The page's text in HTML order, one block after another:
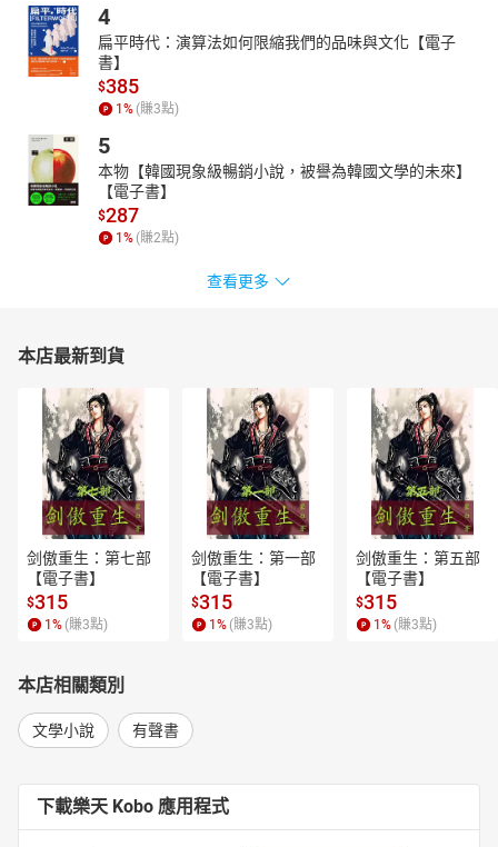
♬薩里耶利的「甜蜜殺機」：
電影《阿瑪迪斯》中，作曲家薩利耶里因為嫉妒「神童」莫札特的
才華，設下毒殺陷阱。但根據史實，薩利耶里並非劇本描述的「庸
才」。他不僅為米蘭史卡拉歌劇院譜寫開幕歌劇，更經常分享家鄉
的巧克力甜點。薩利耶里設的「鴻門宴」，你敢來赴宴嗎？
更多音樂家的饗食人生，不容錯過！
----
授權出版社：有鹿文化
錄製單位：鏡好聽團隊
應用語言學，最後卻在義大利特倫多大學獲得大腦與神經科學博士
目前以台灣和義大利兩地為家。曾經是小學老師，現在是大學教
授。喜歡的事情很多，吃喝玩樂尤其愛。她寫作、旅行、下廚、採
訪、攝影，也主持廣播節目，講的都是「好好吃飯、好好生活」這
一件事。
著有《真食義大利—土地、餐桌與人情的一瞬相遇》、《好麥給你
好麵包》，翻譯作品包括《紅蝦評鑑嚴選！義大利頂級酒莊巡
禮》、《紅蝦評鑑嚴選！新世界酒莊巡禮》。
臉書追蹤：FuJu Yang
【主播簡介】
畢業於輔仁大學義大利語文學系，英語、義大利語、日文流利，曾
亦參與過廣告配音，目前為皮革工藝師。
前在鏡好聽的有聲書作品有《審美的政治》、《獨舞》、《我家住
在張日興隔壁》、《落髮》、《山神》、《蒙妮卡日記》、《成為
怪物以前》。
4
扁平時代：演算法如何限縮我們的品味與文化【電子
書】
$385
1 % (賺3點)
5
本物【韓國現象級暢銷小說，被譽為韓國文學的未來】
【電子書】
$287
1 % (賺2點)
查看更多
本店最新到貨
剑傲重生：第七部
【電子書】
$315
1 % (賺3點)
剑傲重生：第一部
【電子書】
$315
1 % (賺3點)
剑傲重生：第五部
【電子書】
$315
1 % (賺3點)
本店相關類別
文學小說 有聲書
下載樂天 Kobo 應用程式